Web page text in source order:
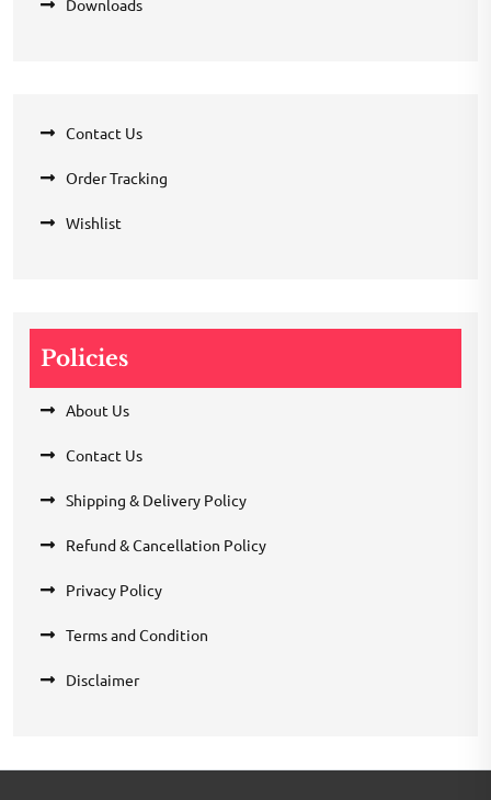
Downloads
Contact Us
Order Tracking
Wishlist
Policies
About Us
Contact Us
Shipping & Delivery Policy
Refund & Cancellation Policy
Privacy Policy
Terms and Condition
Disclaimer